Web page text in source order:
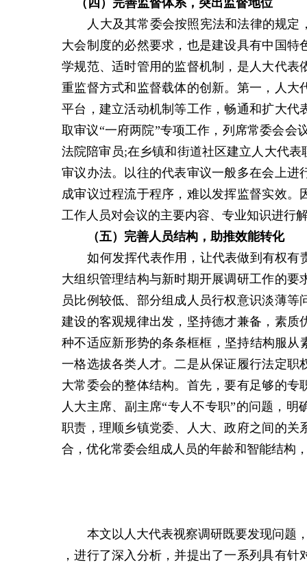
（ 四 ） 完善监督体系，突出监督地位
人大及其常委会按照宪法和法律的规
大会制度的必然要求，也是建设具有中国
学规范、适时管用的监督机制，是人大代
重监督方式和监督载体的创新。第一，人
平台，建立活动机制等工作，畅通和扩大
取审议“一府两院”专项工作，列席常委会会
法院陪审员;在乡镇和街道社区建立人大代
审议办法。以往的代表审议一般多在会上
成审议过程流于程序，难以发挥监督实效
工作人员对会议的主要内容、专业知识进行
（五）完善人员结构，助推效能转化
如何发挥代表作用，让代表做到有权
大组织管理结构与新时期开展调研工作的
员比例较低、部分组成人员行权意识淡薄
建设的客观规律出发，坚持德才兼备，素
种不适应新形势的条条框框，坚持结构服从
一格选拔各类人才。二是从保证履行法定
大常委会的整体结构。首先，要有足够的
人大主席、副主席“专人不专职”的问题，
职责，理顺乡镇党委、人大、政府之间的
合，优化常委会组成人员的年龄和智能结构
本文以人大代表视察调研既要发现问题
，进行了深入分析，并提出了一系列具有